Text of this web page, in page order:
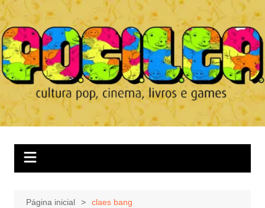
Ir
para
o
conteúdo
Página inicial claes bang